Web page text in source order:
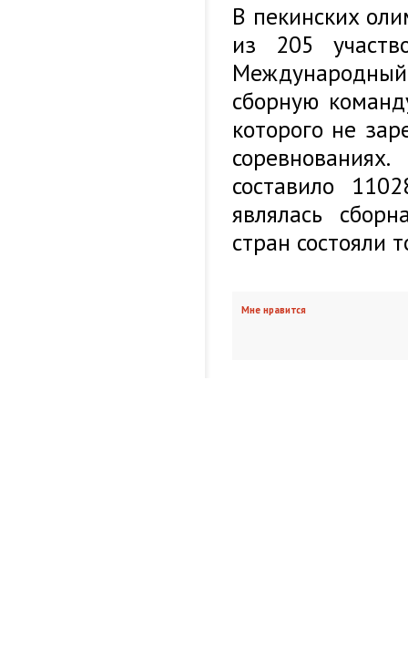
В пекинских
из 205
сборную
которого не
составило
являлась
стран состояли
Мне нравится